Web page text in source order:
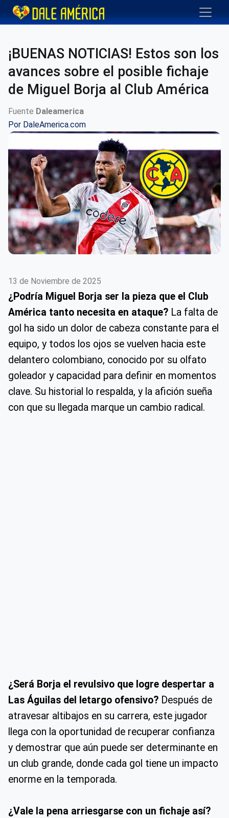
¡BUENAS NOTICIAS! Estos son los
avances sobre el posible fichaje
de Miguel Borja al Club América
Fuente Daleamerica
Por DaleAmerica.com
13 de Noviembre de 2025
¿Podría Miguel Borja ser la pieza que el Club
América tanto necesita en ataque? La falta de
gol ha sido un dolor de cabeza constante para el
equipo, y todos los ojos se vuelven hacia este
delantero colombiano, conocido por su olfato
goleador y capacidad para definir en momentos
clave. Su historial lo respalda, y la afición sueña
con que su llegada marque un cambio radical.
¿Será Borja el revulsivo que logre despertar a
Las Águilas del letargo ofensivo? Después de
atravesar altibajos en su carrera, este jugador
llega con la oportunidad de recuperar confianza
y demostrar que aún puede ser determinante en
un club grande, donde cada gol tiene un impacto
enorme en la temporada.
¿Vale la pena arriesgarse con un fichaje así?